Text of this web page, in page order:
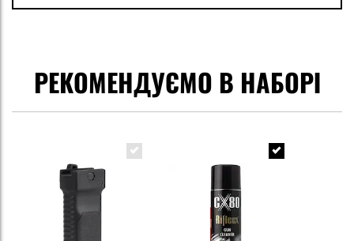
РЕКОМЕНДУЄМО В НАБОРІ